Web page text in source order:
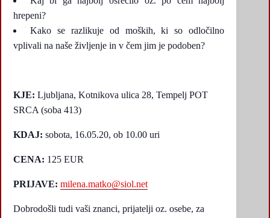
hrepeni?
Kako se razlikuje od moških, ki so odločilno
vplivali na naše življenje in v čem jim je podoben?
KJE: Ljubljana, Kotnikova ulica 28, Tempelj POT
SRCA (soba 413)
KDAJ: sobota, 16.05.20, ob 10.00 uri
CENA: 125 EUR
PRIJAVE: milena.matko@siol.net
Dobrodošli tudi vaši znanci, prijatelji oz. osebe, za